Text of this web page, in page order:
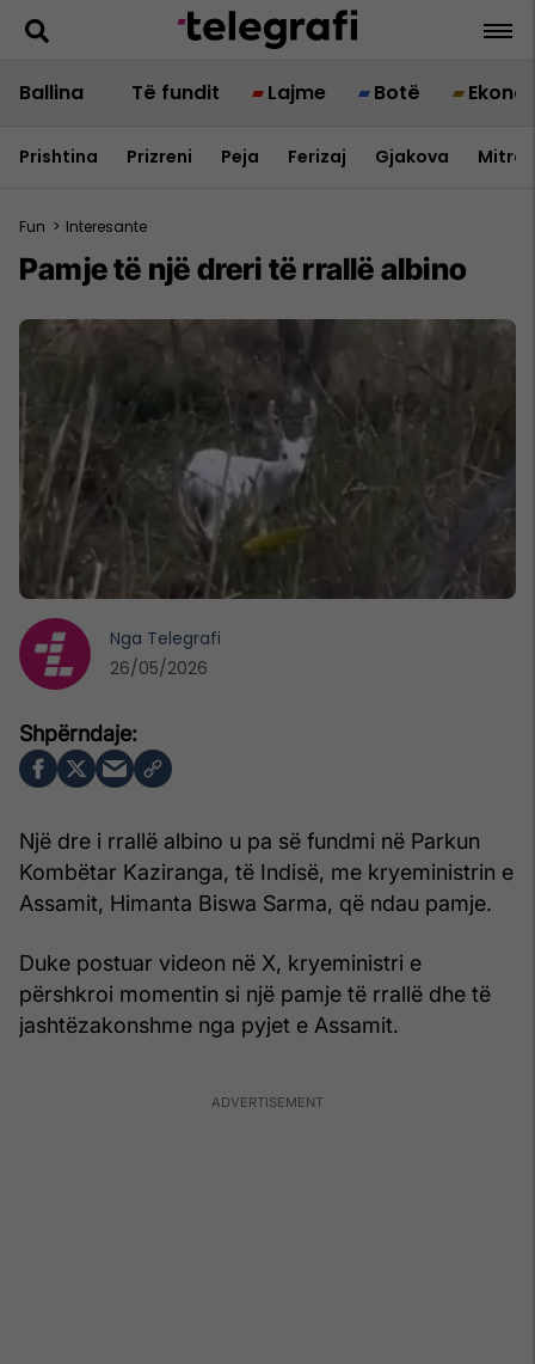
Ballina Të fundit Lajme Botë
Prishtina Prizreni Peja Ferizaj Gjakova
Fun > Interesante
Pamje të një dreri të rrallë albino
Një dre i rrallë albino u pa së fundmi në Parkun
Kombëtar Kaziranga, të Indisë, me kryeministrin e
Assamit, Himanta Biswa Sarma, që ndau pamje.
Duke postuar videon në X, kryeministri e
përshkroi momentin si një pamje të rrallë dhe të
jashtëzakonshme nga pyjet e Assamit.
Nga Telegrafi
26/05/2026